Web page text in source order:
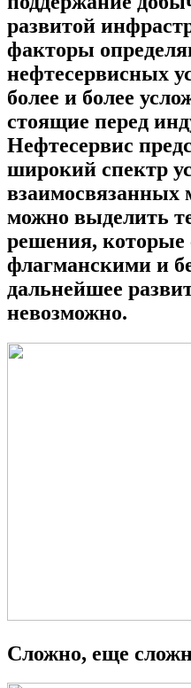
развитой
факторы
нефтесервисных
более и более
стоящие перед
Нефтесервис
широкий спектр
взаимосвязанных
можно выделить
решения, которые
флагманскими и
дальнейшее
невозможно.
Сложно, еще